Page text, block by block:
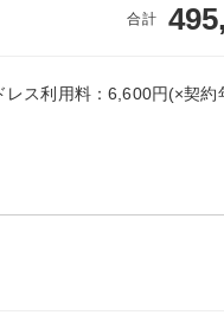
合計
ス利用料：6,600円(×契約